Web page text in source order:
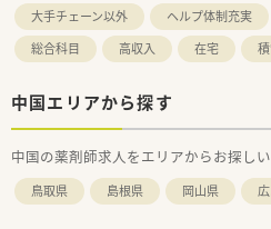
大手チェーン以外
ヘルプ体制充実
総合科目
高収入 在宅
中国エリアから探す
中国の薬剤師求人をエリアからお探しい
鳥取県 島根県 岡山県